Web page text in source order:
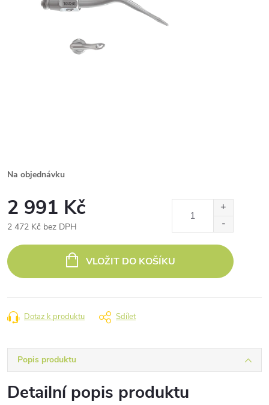
Na objednávku
2 991 Kč
2 472 Kč bez DPH
cena:
VLOŽIT DO KOŠÍKU
Dotaz k produktu Sdílet
Popis produktu
Detailní popis produktu